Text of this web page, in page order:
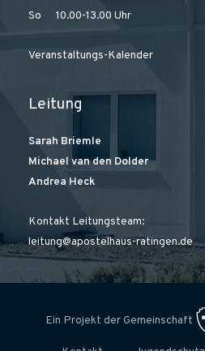
So 10.00-13.00 Uhr
Veranstaltungs-Kalender
Leitung
Sarah Briemle
Michael van den Dolder
Andrea Heck
Kontakt Leitungsteam:
leitung@apostelhaus-ratingen.de
Ein Projekt der Gemeinschaft